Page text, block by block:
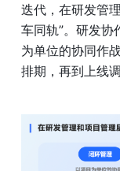
迭代，在研发管
车同轨”。研发协
为单位的协同作
排期，再到上线